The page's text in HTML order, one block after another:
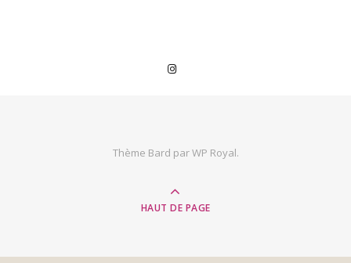
Thème Bard parWP Royal.
HAUT DE PAGE